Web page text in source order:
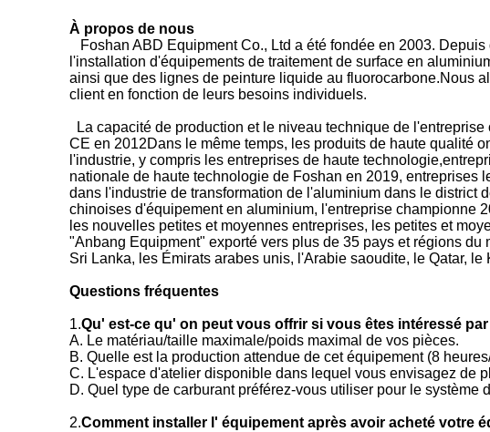
À propos de nous
Foshan ABD Equipment Co., Ltd a été fondée en 2003.
l'installation d'équipements de traitement de surface en
ainsi que des lignes de peinture liquide au fluorocarbone.Nous
client en fonction de leurs besoins individuels.
La capacité de production et le niveau technique de
CE en 2012Dans le même temps, les produits de haute qualité
l'industrie, y compris les entreprises de haute
nationale de haute technologie de Foshan en 2019,
dans l'industrie de transformation de l'aluminium dans le district
chinoises d'équipement en aluminium, l'entreprise championne
les nouvelles petites et moyennes entreprises, les petites et
"Anbang Equipment" exporté vers plus de 35 pays et régions
Sri Lanka, les Émirats arabes unis, l'Arabie saoudite, le Qatar,
Questions fréquentes
1.Qu' est-ce qu' on peut vous offrir si vous êtes intéressé
A. Le matériau/taille maximale/poids maximal de vos pièces.
B. Quelle est la production attendue de cet équipement (8
C. L'espace d'atelier disponible dans lequel vous envisagez de
D. Quel type de carburant préférez-vous utiliser pour le
2.Comment installer l' équipement après avoir acheté votre